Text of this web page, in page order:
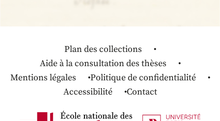
Plan des collections
Aide à la consultation des thèses
Mentions légales
Politique de confidentialité
Accessibilité
Contact